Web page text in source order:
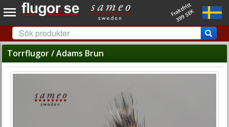
Fraktfritt
399 SEK
Torrflugor / Adams Brun